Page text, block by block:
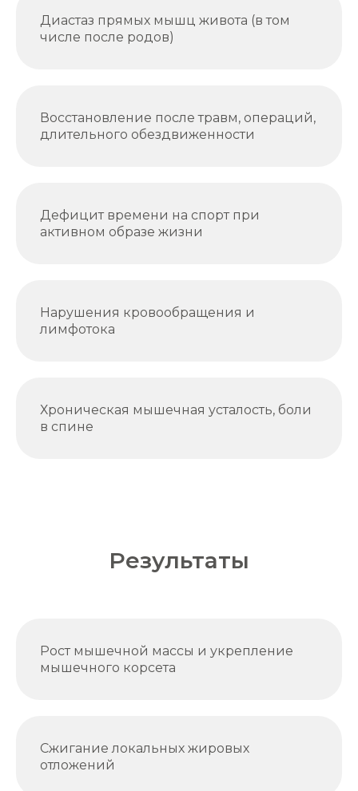
Диастаз прямых мышц живота (в том
числе после родов)
Восстановление после травм, операций,
длительного обездвиженности
Дефицит времени на спорт при
активном образе жизни
Нарушения кровообращения и
лимфотока
Хроническая мышечная усталость, боли
в спине
Результаты
Рост мышечной массы и укрепление
мышечного корсета
Сжигание локальных жировых
отложений